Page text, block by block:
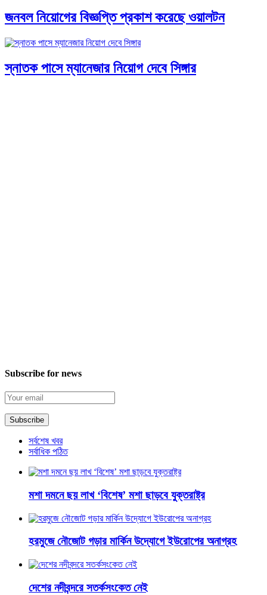
জনবল নিয়োগের বিজ্ঞপ্তি প্রকাশ করেছে ওয়ালটন
স্নাতক পাসে ম্যানেজার নিয়োগ দেবে সিঙ্গার
Subscribe for news
সর্বশেষ খবর
সর্বাধিক পঠিত
মশা দমনে ছয় লাখ ‘বিশেষ’ মশা ছাড়বে যুক্তরাষ্ট্র
হরমুজে নৌজোট গড়ার মার্কিন উদ্যোগে ইউরোপের অনাগ্রহ
দেশের নদীবন্দরে সতর্কসংকেত নেই